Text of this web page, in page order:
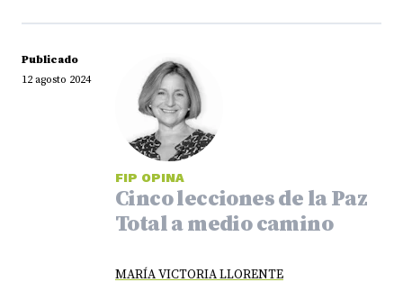
Publicado
12 agosto 2024
FIP OPINA
Cinco lecciones de la Paz
Total a medio camino
MARÍA VICTORIA LLORENTE